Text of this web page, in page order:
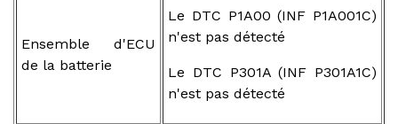
Ensemble d'ECU
de la batterie
Le DTC P1A00 (INF P1A001C)
n'est pas détecté
Le DTC P301A (INF P301A1C)
n'est pas détecté